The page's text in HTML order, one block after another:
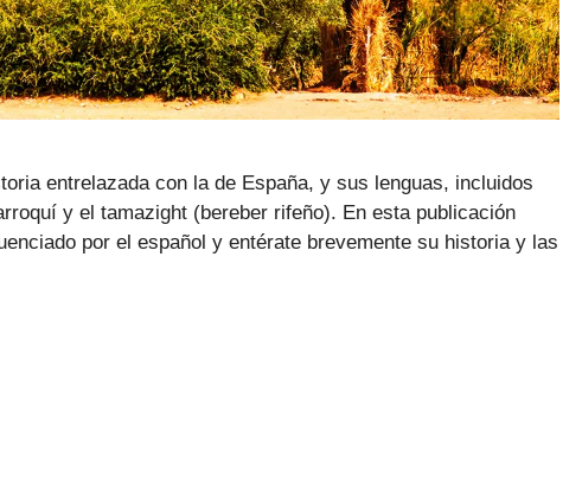
entrelazada con la de España, y sus lenguas, incluidos
y el tamazight (bereber rifeño). En esta publicación
por el español y entérate brevemente su historia y las